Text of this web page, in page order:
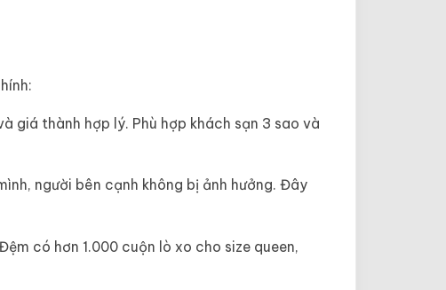
giá thành hợp lý. Phù hợp khách sạn 3 sao và
người bên cạnh không bị ảnh hưởng. Đây
có hơn 1.000 cuộn lò xo cho size queen,